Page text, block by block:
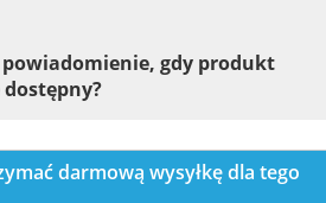
powiadomienie, gdy produkt
darmową wysyłkę dla tego